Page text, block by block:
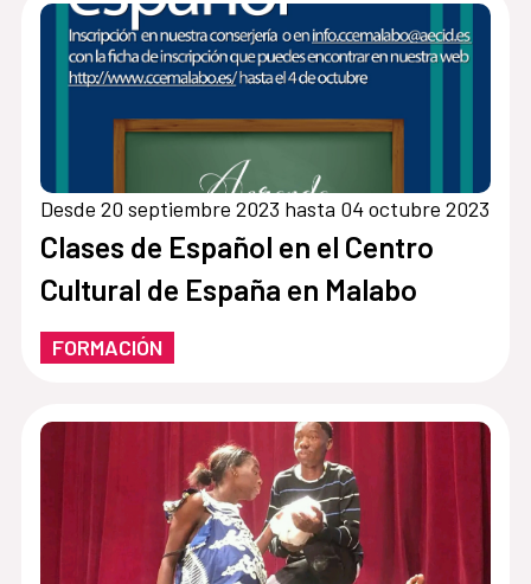
Desde 20 septiembre 2023 hasta 04 octubre 2023
Clases de Español en el Centro
Cultural de España en Malabo
FORMACIÓN